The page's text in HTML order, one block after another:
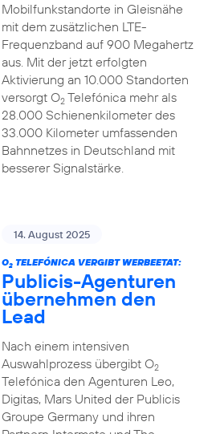
Mobilfunkstandorte in Gleisnähe
mit dem zusätzlichen LTE-
Frequenzband auf 900 Megahertz
aus. Mit der jetzt erfolgten
Aktivierung an 10.000 Standorten
versorgt O2Telefónica mehr als
28.000 Schienenkilometer des
33.000 Kilometer umfassenden
Bahnnetzes in Deutschland mit
besserer Signalstärke.
14. August 2025
O2TELEFÓNICA VERGIBT WERBEETAT:
Publicis-Agenturen
übernehmen den
Lead
Nach einem intensiven
Auswahlprozess übergibt O2
Telefónica den Agenturen Leo,
Digitas, Mars United der Publicis
Groupe Germany und ihren